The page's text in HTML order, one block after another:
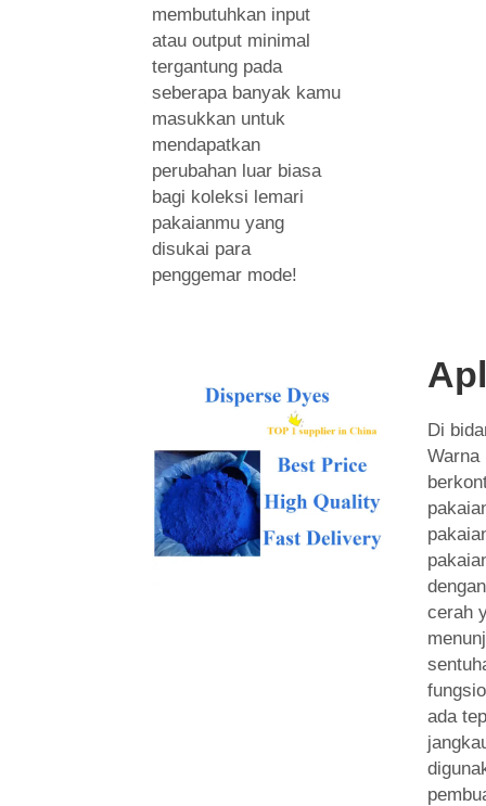
membutuhkan input
atau output minimal
tergantung pada
seberapa banyak kamu
masukkan untuk
mendapatkan
perubahan luar biasa
bagi koleksi lemari
pakaianmu yang
disukai para
penggemar mode!
Di
Warna
cerah
ada